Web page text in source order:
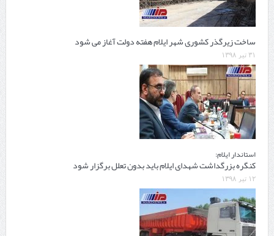
ساخت زیرگذر کشوری شهر ایلام هفته دولت آغاز می شود
۳۱ تیر ۱۳۹۸
استاندار ایلام:
کنگره بزرگداشت شهدای ایلام باید بدون تعلل برگزار شود
۱۲ تیر ۱۳۹۸